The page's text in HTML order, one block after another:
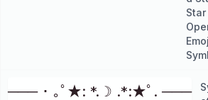
Star
─── ･ ｡ﾟ★: *.☽ .*:★ﾟ. ───